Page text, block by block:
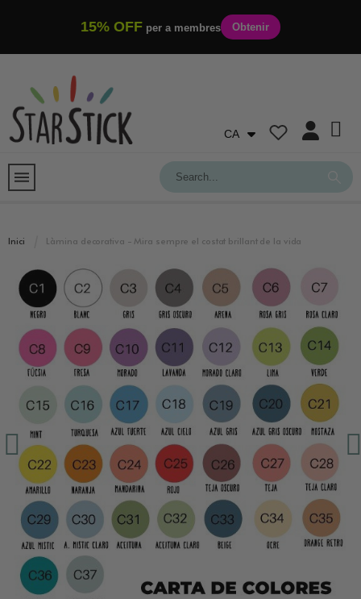
15% OFF per a membres Obtenir
CA
Inici Làmina decorativa - Mira sempre el costat brillant de la vida